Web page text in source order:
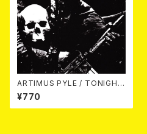
ARTIMUS PYLE / TONIGHT
IS THE END OF YOUR WAY
(7"EP)
¥770